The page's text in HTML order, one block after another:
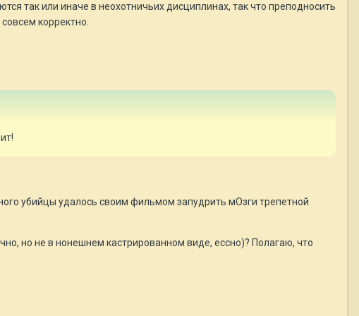
так или иначе в неохотничьих дисциплинах, так что преподносить
корректно.
убийцы удалось своим фильмом запудрить мОзги трепетной
но не в нонешнем кастрированном виде, ессно)? Полагаю, что